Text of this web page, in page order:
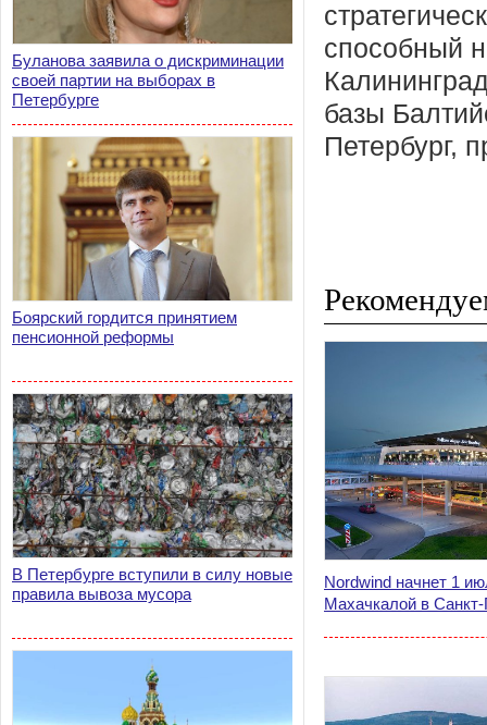
Буланова заявила о дискриминации
своей партии на выборах в
Петербурге
Боярский гордится принятием
пенсионной реформы
В Петербурге вступили в силу новые
правила вывоза мусора
способный
базы
Петербург,
Nordwind начнет 1
Махачкалой в